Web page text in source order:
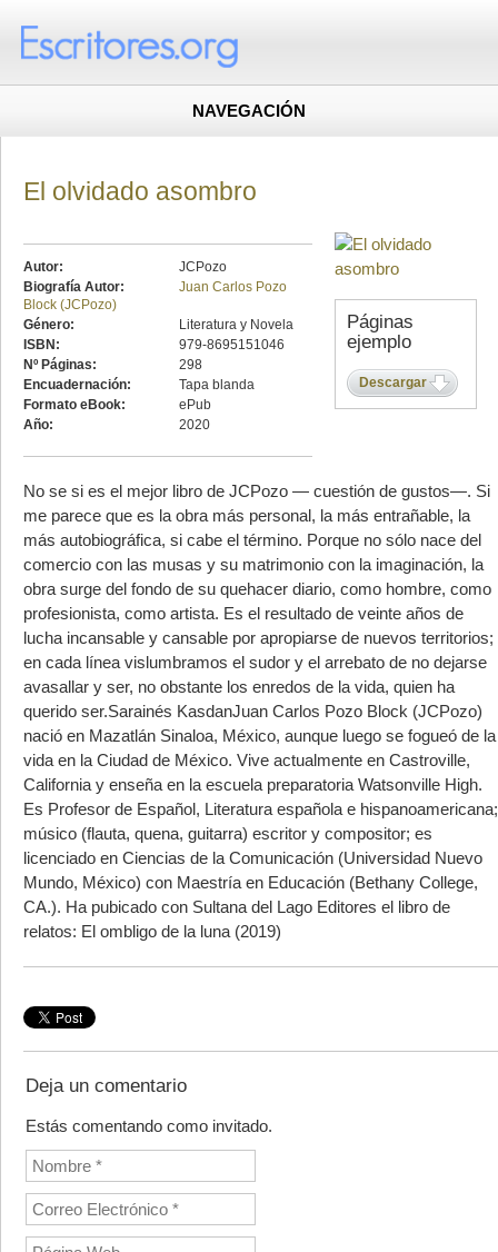
NAVEGACIÓN
Páginas
ejemplo
Descargar
El olvidado asombro
Autor:
JCPozo
Biografía Autor:
Juan Carlos Pozo
Block (JCPozo)
Género:
Literatura y Novela
ISBN:
979-8695151046
Nº Páginas:
298
Encuadernación:
Tapa blanda
Formato eBook:
ePub
Año:
2020
No se si es el mejor libro de JCPozo — cuestión de gustos—. Si
me parece que es la obra más personal, la más entrañable, la
más autobiográfica, si cabe el término. Porque no sólo nace del
comercio con las musas y su matrimonio con la imaginación, la
obra surge del fondo de su quehacer diario, como hombre, como
profesionista, como artista. Es el resultado de veinte años de
lucha incansable y cansable por apropiarse de nuevos territorios;
en cada línea vislumbramos el sudor y el arrebato de no dejarse
avasallar y ser, no obstante los enredos de la vida, quien ha
querido ser.Sarainés KasdanJuan Carlos Pozo Block (JCPozo)
nació en Mazatlán Sinaloa, México, aunque luego se fogueó de la
vida en la Ciudad de México. Vive actualmente en Castroville,
California y enseña en la escuela preparatoria Watsonville High.
Es Profesor de Español, Literatura española e hispanoamericana;
músico (flauta, quena, guitarra) escritor y compositor; es
licenciado en Ciencias de la Comunicación (Universidad Nuevo
Mundo, México) con Maestría en Educación (Bethany College,
CA.). Ha pubicado con Sultana del Lago Editores el libro de
relatos: El ombligo de la luna (2019)
Deja un comentario
Estás comentando como invitado.